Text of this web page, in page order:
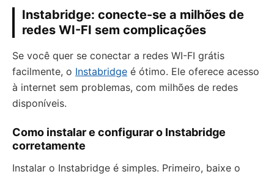
Instabridge: conecte-se a milhões de
redes WI-FI sem complicações
Se você quer se conectar a redes WI-FI grátis
facilmente, o Instabridge é ótimo. Ele oferece acesso
à internet sem problemas, com milhões de redes
disponíveis.
Como instalar e configurar o Instabridge
corretamente
Instalar o Instabridge é simples. Primeiro, baixe o